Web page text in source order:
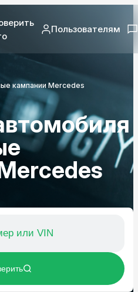
Пользователям
кампании Mercedes